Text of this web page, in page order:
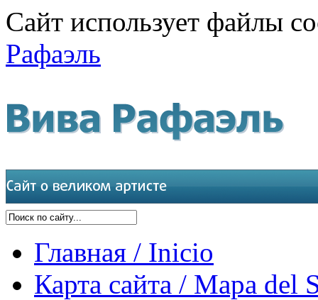
Сайт использует файлы
Рафаэль
Главная / Inicio
Карта сайта / Mapa del